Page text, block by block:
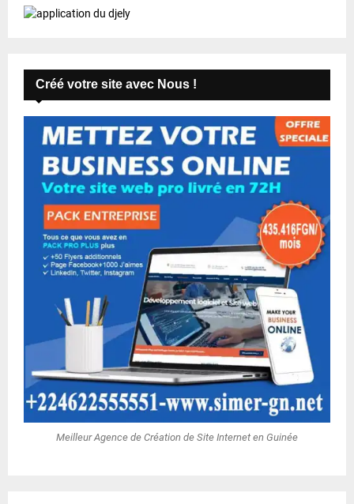
Créé votre site avec Nous !
Meilleur Agence de Création de Site Internet en Guinée